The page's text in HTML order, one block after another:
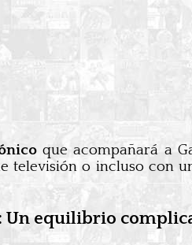
que acompañará a
televisión o incluso con
Un equilibrio